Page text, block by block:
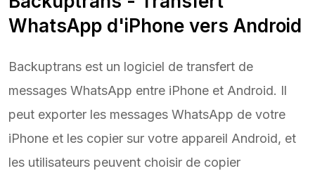
WhatsApp d'iPhone vers Android
Backuptrans est un logiciel de transfert de
messages WhatsApp entre iPhone et Android. Il
peut exporter les messages WhatsApp de votre
iPhone et les copier sur votre appareil Android, et
les utilisateurs peuvent choisir de copier